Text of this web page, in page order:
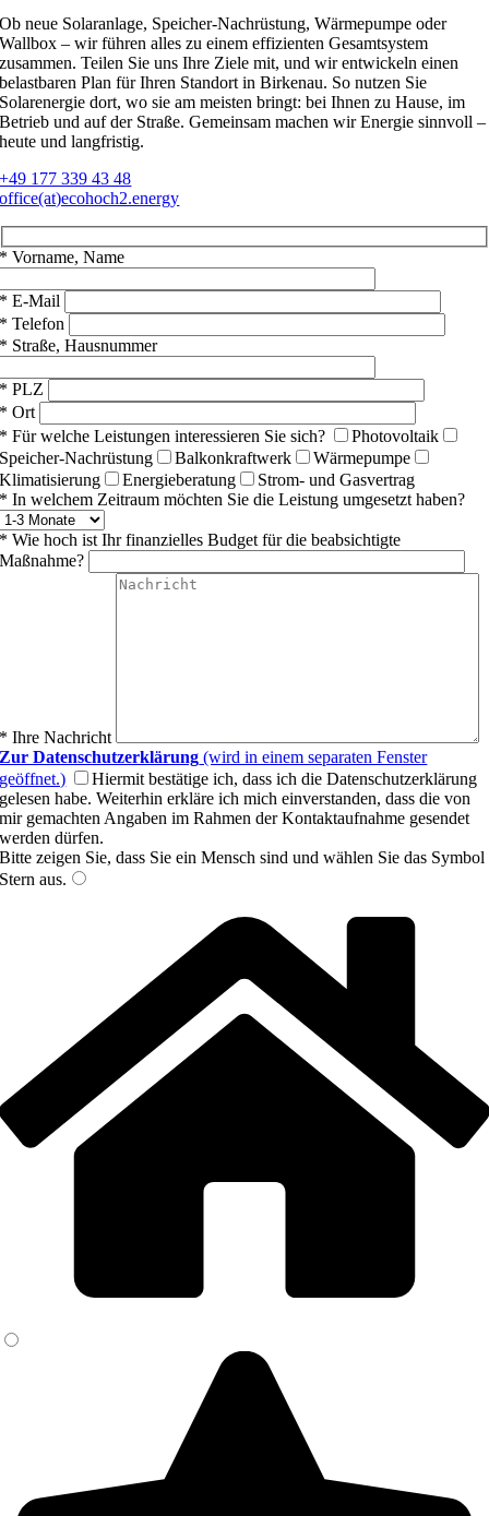
Ob neue Solaranlage, Speicher-Nachrüstung, Wärmepumpe oder
Wallbox – wir führen alles zu einem effizienten Gesamtsystem
zusammen. Teilen Sie uns Ihre Ziele mit, und wir entwickeln einen
belastbaren Plan für Ihren Standort in Birkenau. So nutzen Sie
Solarenergie dort, wo sie am meisten bringt: bei Ihnen zu Hause, im
Betrieb und auf der Straße. Gemeinsam machen wir Energie sinnvoll –
heute und langfristig.
+49 177 339 43 48
office(at)ecohoch2.energy
* Vorname, Name
* E-Mail
* Telefon
* Straße, Hausnummer
* PLZ
* Ort
* Für welche Leistungen interessieren Sie sich?
Photovoltaik
Speicher-Nachrüstung
Balkonkraftwerk
Wärmepumpe
Klimatisierung
Energieberatung
Strom- und Gasvertrag
* In welchem Zeitraum möchten Sie die Leistung umgesetzt haben?
* Wie hoch ist Ihr finanzielles Budget für die beabsichtigte
Maßnahme?
* Ihre Nachricht
Zur Datenschutzerklärung (wird in einem separaten Fenster
geöffnet.)
Hiermit bestätige ich, dass ich die Datenschutzerklärung
gelesen habe. Weiterhin erkläre ich mich einverstanden, dass die von
mir gemachten Angaben im Rahmen der Kontaktaufnahme gesendet
werden dürfen.
Bitte zeigen Sie, dass Sie ein Mensch sind und wählen Sie das Symbol
Stern aus.